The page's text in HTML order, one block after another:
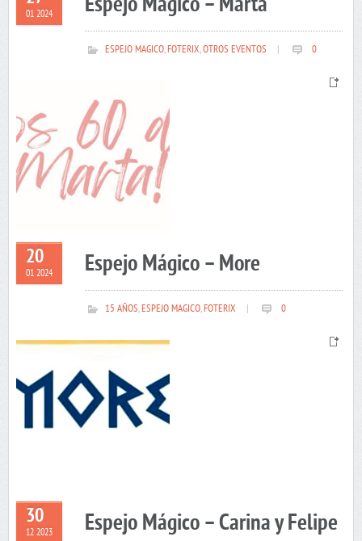
01 2024
ESPEJO MAGICO,FOTERIX,OTROS EVENTOS 0
20
01 2024 Espejo Mágico – More
15 AÑOS,ESPEJO MAGICO,FOTERIX 0
30
12 2023 Espejo Mágico – Carina y Felipe